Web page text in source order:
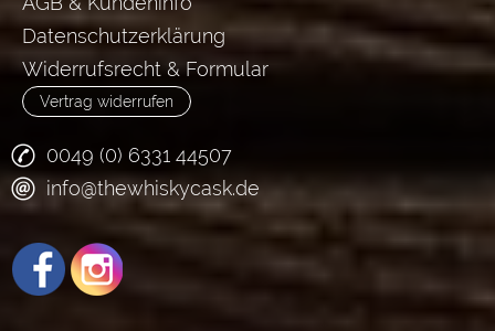
Datenschutzerklärung
Widerrufsrecht & Formular
Vertrag widerrufen
0049 (0) 6331 44507
info@thewhiskycask.de